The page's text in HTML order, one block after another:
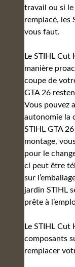
travail ou si
remplacé, les
vous faut.
Le STIHL
manière
coupe de
GTA 26
Vous pouvez
autonomie la
STIHL GTA
montage,
pour le
ci peut être
sur
jardin STIHL
prête à
Le STIHL
composants
remplacer